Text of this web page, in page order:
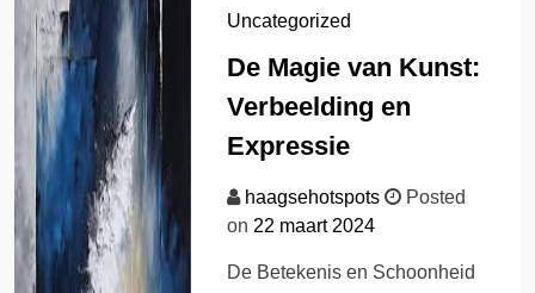
Uncategorized
De Magie van Kunst:
Verbeelding en
Expressie
haagsehotspots
Posted
on22 maart 2024
De Betekenis en Schoonheid